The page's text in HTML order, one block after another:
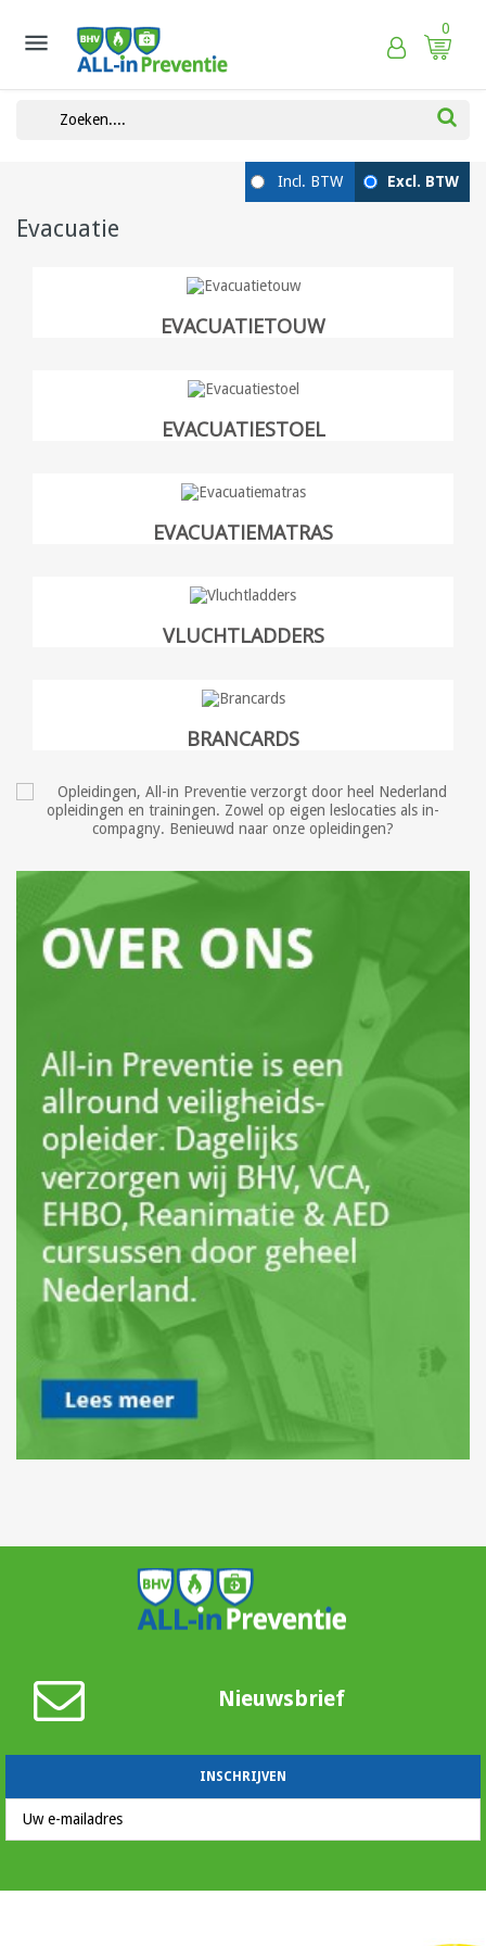
 0
Evacuatie
EVACUATIETOUW
EVACUATIESTOEL
EVACUATIEMATRAS
VLUCHTLADDERS
BRANCARDS
Nieuwsbrief